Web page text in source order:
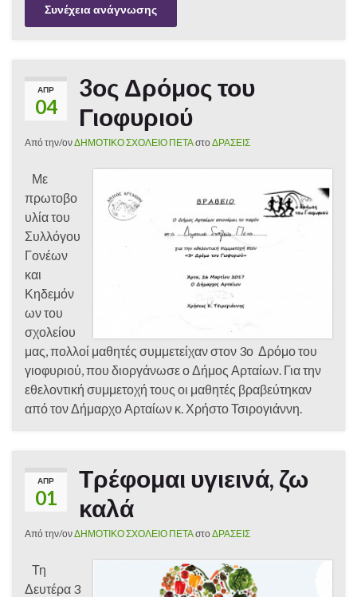
Συνέχεια ανάγνωσης
ΑΠΡ
04
3ος Δρόμος του
Γιοφυριού
Από την/ονΔΗΜΟΤΙΚΟ ΣΧΟΛΕΙΟ ΠΕΤΑστο ΔΡΑΣΕΙΣ
Με
πρωτοβο
υλία του
Συλλόγου
Γονέων
και
Κηδεμόν
ων του
σχολείου
μας, πολλοί μαθητές συμμετείχαν στον 3ο Δρόμο του
γιοφυριού, που διοργάνωσε ο Δήμος Αρταίων. Για την
εθελοντική συμμετοχή τους οι μαθητές βραβεύτηκαν
από τον Δήμαρχο Αρταίων κ. Χρήστο Τσιρογιάννη.
ΑΠΡ
01
Τρέφομαι υγιεινά, ζω
καλά
Από την/ονΔΗΜΟΤΙΚΟ ΣΧΟΛΕΙΟ ΠΕΤΑστο ΔΡΑΣΕΙΣ
Τη
Δευτέρα 3